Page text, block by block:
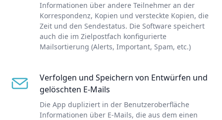
Informationen über andere Teilnehmer an der
Korrespondenz, Kopien und versteckte Kopien, die
Zeit und den Sendestatus. Die Software speichert
auch die im Zielpostfach konfigurierte
Mailsortierung (Alerts, Important, Spam, etc.)
Verfolgen und Speichern von Entwürfen und
gelöschten E-Mails
Die App dupliziert in der Benutzeroberfläche
Informationen über E-Mails, die aus dem einen